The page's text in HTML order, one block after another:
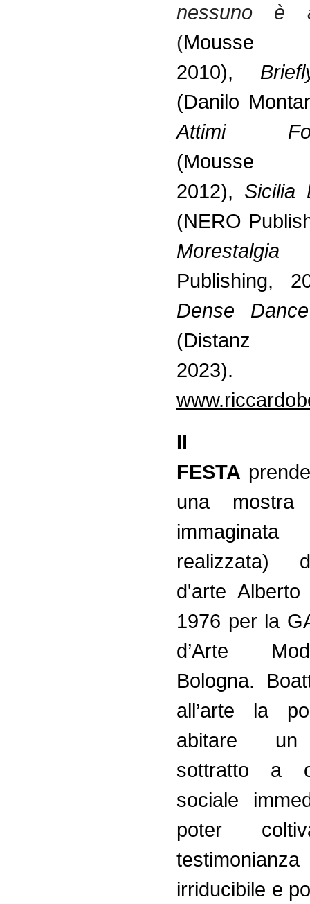
nessuno è
(Mousse
2010),
(Danilo
Attimi
(Mousse
2012), Sicilia
(NERO
Morestalgia
Publishing,
Dense
(Distanz
2023).
Il
FESTA
una
realizzata)
d'arte
1976 per la
d’Arte
Bologna.
all’arte la
abitare un
sottratto a
sociale
poter
irriducibile e